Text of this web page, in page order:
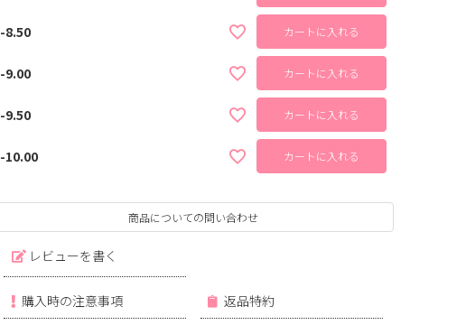
-8.50 カートに入れる
-9.00 カートに入れる
-9.50 カートに入れる
-10.00 カートに入れる
商品についての問い合わせ
レビューを書く
購入時の注意事項 返品特約